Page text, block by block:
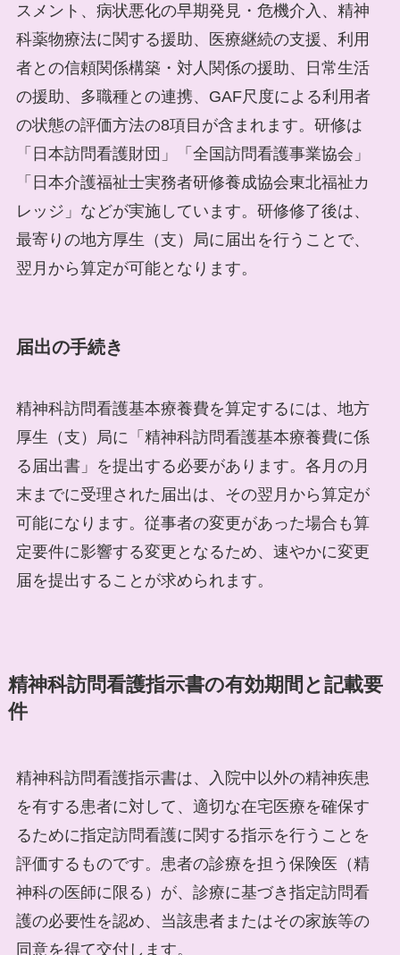
スメント、病状悪化の早期発見・危機介入、精神
科薬物療法に関する援助、医療継続の支援、利用
者との信頼関係構築・対人関係の援助、日常生活
の援助、多職種との連携、GAF尺度による利用者
の状態の評価方法の8項目が含まれます。研修は
「日本訪問看護財団」「全国訪問看護事業協会」
「日本介護福祉士実務者研修養成協会東北福祉カ
レッジ」などが実施しています。研修修了後は、
最寄りの地方厚生（支）局に届出を行うことで、
翌月から算定が可能となります。
届出の手続き
精神科訪問看護基本療養費を算定するには、地方
厚生（支）局に「精神科訪問看護基本療養費に係
る届出書」を提出する必要があります。各月の月
末までに受理された届出は、その翌月から算定が
可能になります。従事者の変更があった場合も算
定要件に影響する変更となるため、速やかに変更
届を提出することが求められます。
精神科訪問看護指示書の有効期間と記載要
件
精神科訪問看護指示書は、入院中以外の精神疾患
を有する患者に対して、適切な在宅医療を確保す
るために指定訪問看護に関する指示を行うことを
評価するものです。患者の診療を担う保険医（精
神科の医師に限る）が、診療に基づき指定訪問看
護の必要性を認め、当該患者またはその家族等の
同意を得て交付します。